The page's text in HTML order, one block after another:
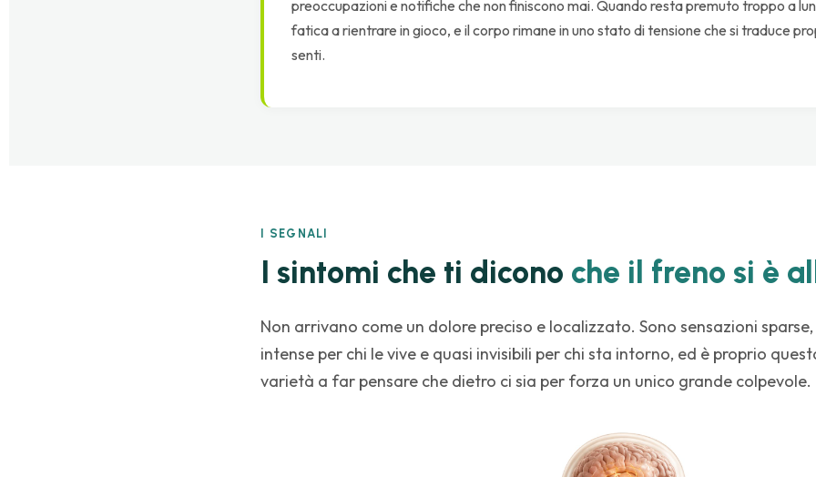
preoccupazioni e notifiche che non finiscono mai. Quando resta premuto troppo a
fatica a rientrare in gioco, e il corpo rimane in uno stato di tensione che si traduce
senti.
I SEGNALI
I sintomi che ti dicono che il freno si è
Non arrivano come un dolore preciso e localizzato. Sono sensazioni sparse,
intense per chi le vive e quasi invisibili per chi sta intorno, ed è proprio
varietà a far pensare che dietro ci sia per forza un unico grande colpevole.